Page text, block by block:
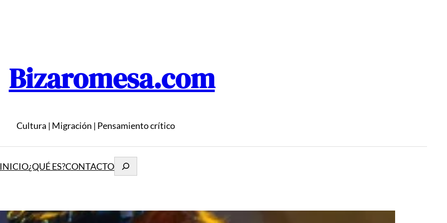
Bizaromesa.com
Cultura | Migración | Pensamiento crítico
INICIO¿QUÉ ES?CONTACTOBuscar